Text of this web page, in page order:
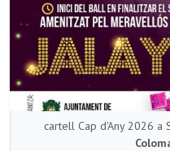
cartell Cap d'Any 2026 a